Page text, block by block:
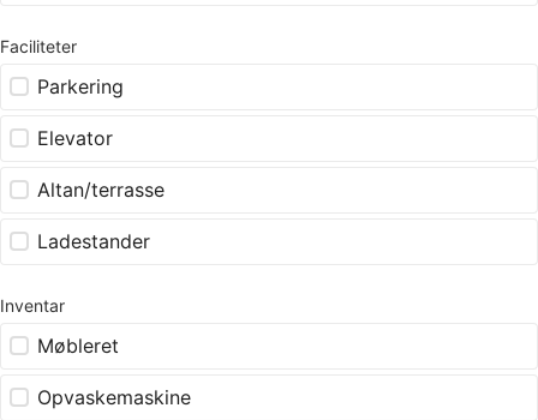
Faciliteter
Parkering
Elevator
Altan/terrasse
Ladestander
Inventar
Møbleret
Opvaskemaskine